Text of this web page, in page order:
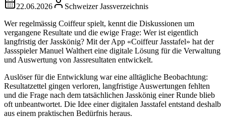
22.06.2026
Schweizer Jassverzeichnis
Wer regelmässig Coiffeur spielt, kennt die Diskussionen um
vergangene Resultate und die ewige Frage: Wer ist eigentlich
langfristig der Jasskönig? Mit der App «Coiffeur Jasstafel» hat der
Jassspieler Manuel Walthert eine digitale Lösung für die Verwaltung
und Auswertung von Jassresultaten entwickelt.
Auslöser für die Entwicklung war eine alltägliche Beobachtung:
Resultatzettel gingen verloren, langfristige Auswertungen fehlten
und die Frage nach dem tatsächlichen Jasskönig einer Runde blieb
oft unbeantwortet. Die Idee einer digitalen Jasstafel entstand deshalb
aus einem praktischen Bedürfnis heraus.